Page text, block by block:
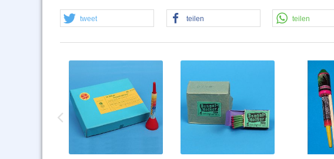
tweet teilen teilen